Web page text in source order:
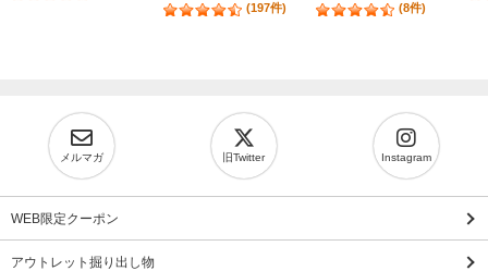
(197件) (8件)
メルマガ 旧Twitter Instagram
WEB限定クーポン
アウトレット掘り出し物